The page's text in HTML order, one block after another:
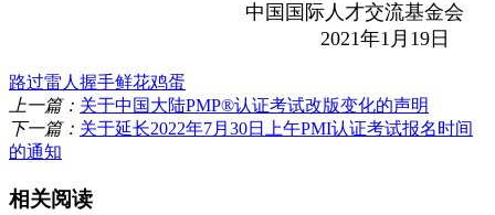
中国国际人才交流基金会
2021年1月19日
路过雷人 握手鲜花鸡蛋
上一篇： 关于中国大陆PMP®认证考试改版变化的声明
下一篇： 关于延长2022年7月30日上午PMI认证考试报名时间
的通知
相关阅读